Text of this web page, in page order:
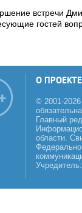
встречи
гостей
О ПРОЕКТЕ
© 2001-
Главный
области.